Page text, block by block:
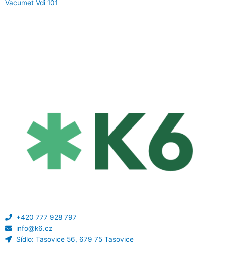
Vacumet Vdi 101
+420 777 928 797
info@k6.cz
Sídlo: Tasovice 56, 679 75 Tasovice